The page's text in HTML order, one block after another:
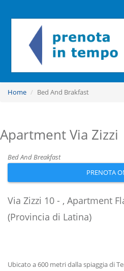
Home Bed And Brakfast
Apartment Via Zizzi
Bed And Breakfast
PRENOTA
Via Zizzi 10 - , Apartment
(Provincia di Latina)
Ubicato a 600 metri dalla spiaggia di